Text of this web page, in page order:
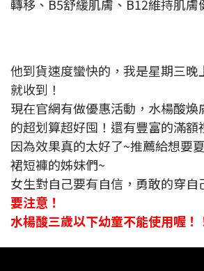
轉移、B5舒緩肌膚、B12維持肌膚
他到貨速度蠻快的，我是星期三晚
就收到！
現在官網有做優惠活動，水楊酸煥
的超划算超好囤！還有豐富的滿額
因為效果真的太好了~推薦給想要
裙短褲的姊妹們~
女生對自己要有自信，勇敢的穿自
要注意！
水楊酸三歲以下幼童不能使用喔！